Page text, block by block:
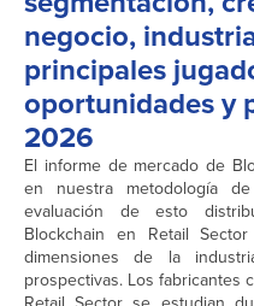
negocio,
principales
oportunidades y
2026
El informe de mercado de
en nuestra metodología
evaluación de esto
Blockchain en Retail
dimensiones de la
prospectivas. Los fabricantes